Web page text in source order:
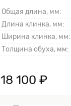
Общая длина, мм:
Длина клинка, мм:
Ширина клинка, мм:
Толщина обуха, мм:
18 100 ₽